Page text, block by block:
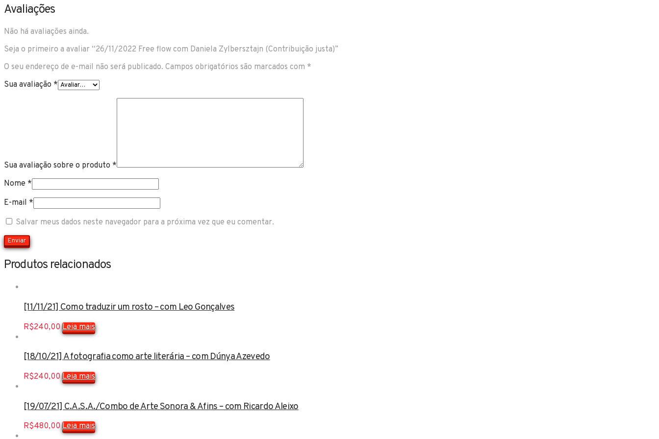
(Contribuição
justa)
Avaliações
Não há avaliações ainda.
Seja o primeiro a avaliar “26/11/2022 Free flow com Daniela Zylbersztajn (Contribuição justa)”
O seu endereço de e-mail não será publicado. Campos obrigatórios são marcados com *
Sua avaliação *
Sua avaliação sobre o produto *
Nome *
E-mail *
Salvar meus dados neste navegador para a próxima vez que eu comentar.
Produtos relacionados
[11/11/21] Como traduzir um rosto – com Leo Gonçalves
R$240,00 Leia mais
[18/10/21] A fotografia como arte literária – com Dúnya Azevedo
R$240,00 Leia mais
[19/07/21] C.A.S.A./Combo de Arte Sonora & Afins – com Ricardo Aleixo
R$480,00 Leia mais